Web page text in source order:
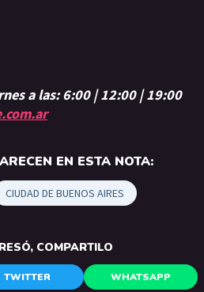
a las: 6:00 | 12:00 | 19:00
EN ESTA NOTA:
CIUDAD DE BUENOS AIRES
COMPARTILO
TWITTER WHATSAPP